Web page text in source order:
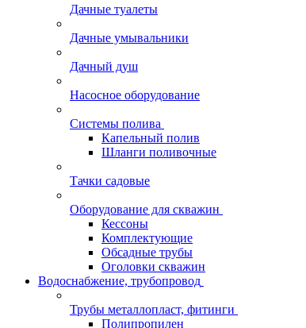
Дачные туалеты
Дачные умывальники
Дачный душ
Насосное оборудование
Системы полива
Капельный полив
Шланги поливочные
Тачки садовые
Оборудование для скважин
Кессоны
Комплектующие
Обсадные трубы
Оголовки скважин
Водоснабжение, трубопровод
Трубы металлопласт, фитинги
Полипропилен